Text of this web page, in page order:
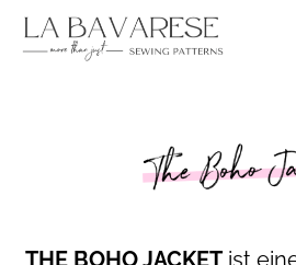
Inhalt